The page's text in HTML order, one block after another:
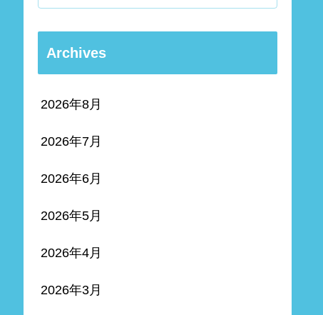
Archives
2026年8月
2026年7月
2026年6月
2026年5月
2026年4月
2026年3月